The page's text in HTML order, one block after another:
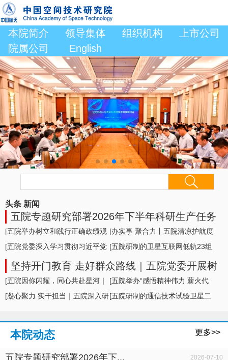
本院简介 领导集体 组织机构
上市公司
院属公司
English
头条 新闻
五院专题研究部署2026年下半年科研生产任务
形势及举措
[五院举办树立和践行正确政绩观
学习教育专题... ]
[办实事 聚合力丨五院清凉护航度
盛夏，暖心... ]
[五院党委深入学习贯彻习近平党
建思想，专题... ]
[五院研制的卫星互联网低轨23组
卫星成功发... ]
坚持开门教育 走好群众路线｜五院党委开展树
立和践行正确政绩观学习教育面对面座谈
[五院因你闪耀，同心共赴星河｜
五院举办20... ]
[五院举办“感悟精神伟力 薪火代
代相传”暨... ]
[凝心聚力 实干担当｜五院深入研[五院研制的通信技术试验卫星二
本院动态 更多>>
五院专题研究部署2026年下... 2026-07-10